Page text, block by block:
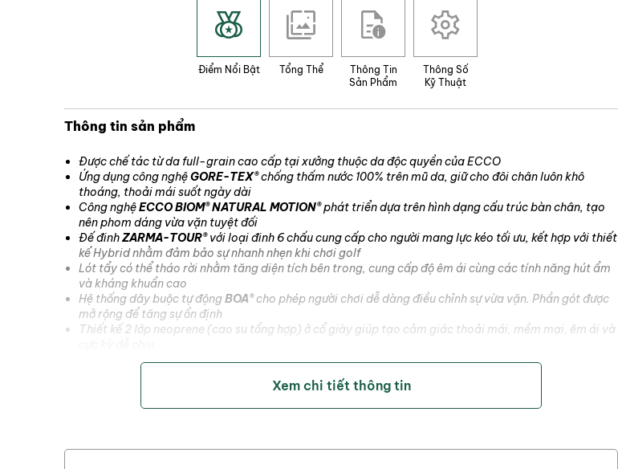
Điểm Nổi Bật Tổng Thể
Thông Tin
Sản Phẩm
Thông Số
Kỹ Thuật
Thông tin sản phẩm
Được chế tác từ da full-grain cao cấp tại xưởng thuộc da độc quyền của ECCO
Ứng dụng công nghệGORE-TEX®chống thấm nước 100% trên mũ da, giữ cho đôi chân luôn khô
thoáng, thoải mái suốt ngày dài
Công nghệECCO BIOM® NATURAL MOTION®phát triển dựa trên hình dạng cấu trúc bàn chân, tạo
nên phom dáng vừa vặn tuyệt đối
Đế đinhZARMA-TOUR®với loại đinh 6 chấu cung cấp cho người mang lực kéo tối ưu, kết hợp với thiết
kế Hybrid nhằm đảm bảo sự nhanh nhẹn khi chơi golf
Lót tẩy có thể tháo rời nhằm tăng diện tích bên trong, cung cấp độ êm ái cùng các tính năng hút ẩm
và kháng khuẩn cao
Hệ thống dây buộc tự độngBOA®cho phép người chơi dễ dàng điều chỉnh sự vừa vặn. Phần gót được
mở rộng để tăng sự ổn định
Thiết kế 2 lớp neoprene (cao su tổng hợp) ở cổ giày giúp tạo cảm giác thoải mái, mềm mại, êm ái và
Xem chi tiết thông tin